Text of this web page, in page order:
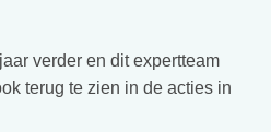
verder en dit expertteam
terug te zien in de acties in